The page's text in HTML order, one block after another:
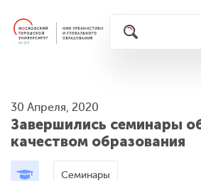
30 Апреля, 2020
Завершились семинары
качеством образования
Семинары